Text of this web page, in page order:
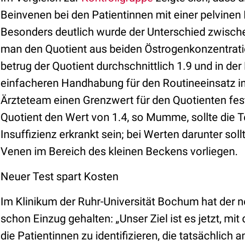
Beinvenen bei den Patientinnen mit einer
Besonders deutlich wurde der Unterschied
man den Quotient aus beiden
betrug der Quotient durchschnittlich 1.9 und in
einfacheren Handhabung für den Routineeinsatz
Ärzteteam einen Grenzwert für den Quotienten
Quotient den Wert von 1.4, so Mumme, sollte die
Insuffizienz erkrankt sein; bei Werten darunter
Venen im Bereich des kleinen Beckens vorliegen.
Neuer Test spart Kosten
Im Klinikum der Ruhr-Universität Bochum hat der
schon Einzug gehalten: „Unser Ziel ist es jetzt,
die Patientinnen zu identifizieren, die tatsächlich